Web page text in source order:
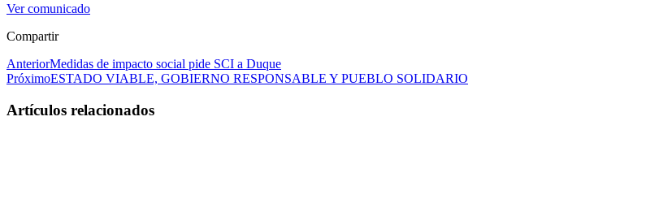
Ver comunicado
Compartir
AnteriorMedidas de impacto social pide SCI a Duque
PróximoESTADO VIABLE, GOBIERNO RESPONSABLE Y PUEBLO SOLIDARIO
Artículos relacionados